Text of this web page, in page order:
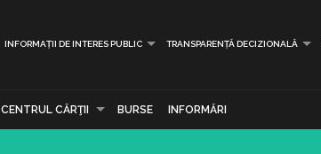
INFORMAȚII DE INTERES PUBLIC TRANSPARENȚĂ DECIZIONALĂ
CENTRUL CĂRŢII BURSE INFORMĂRI